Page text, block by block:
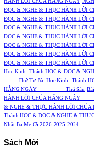
HÀNH LỜI CHÚA HẰNG NGÀY
ĐỌC & NGHE & THỰC HÀNH LỜI
ĐỌC & NGHE & THỰC HÀNH LỜI
ĐỌC & NGHE & THỰC HÀNH LỜI
ĐỌC & NGHE & THỰC HÀNH LỜI
ĐỌC & NGHE & THỰC HÀNH LỜI
ĐỌC & NGHE & THỰC HÀNH LỜI
ĐỌC & NGHE & THỰC HÀNH LỜI
Học Kinh -Thánh HỌC & ĐỌC &
Thứ Tư Bài Học Kinh -Thánh
HẰNG NGÀY Thứ Sáu
HÀNH LỜI CHÚA HẰNG
& NGHE & THỰC HÀNH LỜI
Thánh HỌC & ĐỌC & NGHE &
Nhật Ba Mẹ Ơi 2026 2025 2024
Sách Mới